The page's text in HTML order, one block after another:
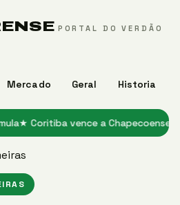
PORTAL DO VERDÃO
Mercado Geral Historia
Coritiba vence a Chapecoense e